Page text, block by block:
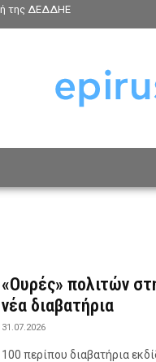
της ΔΕΔΔΗΕ
«Ουρές» πολιτών
νέα διαβατήρια
31.07.2026
100 περίπου διαβατήρια